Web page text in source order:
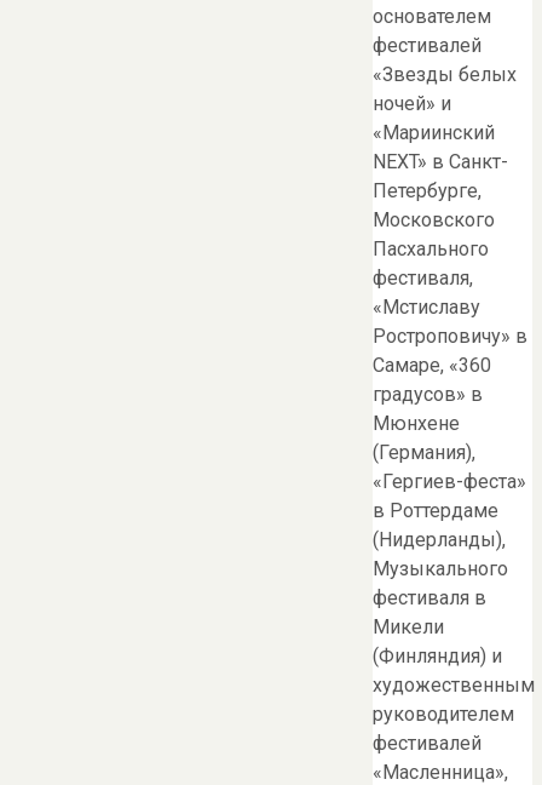
основателем
фестивалей
«Звезды белых
ночей» и
«Мариинский
NEXT» в Санкт-
Петербурге,
Московского
Пасхального
фестиваля,
«Мстиславу
Ростроповичу» в
Самаре, «360
градусов» в
Мюнхене
(Германия),
«Гергиев-феста»
в Роттердаме
(Нидерланды),
Музыкального
фестиваля в
Микели
(Финляндия) и
художественным
руководителем
фестивалей
«Масленница»,